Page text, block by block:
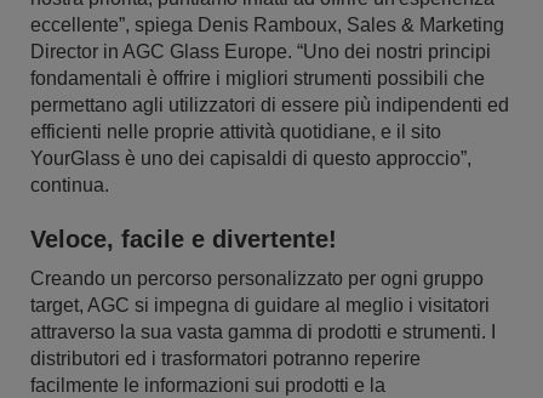
eccellente”, spiega Denis Ramboux, Sales & Marketing
Director in AGC Glass Europe. “Uno dei nostri principi
fondamentali è offrire i migliori strumenti possibili che
permettano agli utilizzatori di essere più indipendenti ed
efficienti nelle proprie attività quotidiane, e il sito
YourGlass è uno dei capisaldi di questo approccio”,
continua.
Veloce, facile e divertente!
Creando un percorso personalizzato per ogni gruppo
target, AGC si impegna di guidare al meglio i visitatori
attraverso la sua vasta gamma di prodotti e strumenti. I
distributori ed i trasformatori potranno reperire
facilmente le informazioni sui prodotti e la